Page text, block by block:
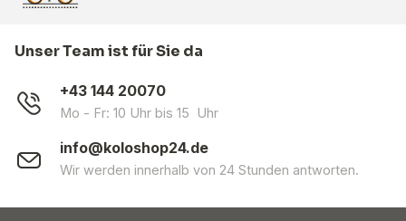
Unser Team ist für Sie da
+43 144 20070
Mo - Fr: 10 Uhr bis 15 Uhr
info@koloshop24.de
Wir werden innerhalb von 24 Stunden antworten.